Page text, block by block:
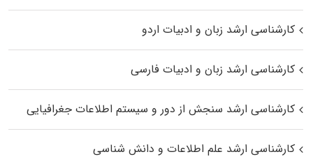
کارشناسی ارشد زبان و ادبیات اردو
کارشناسی ارشد زبان و ادبیات فارسی
کارشناسی ارشد سنجش از دور و سیستم اطلاعات جغرافیایی
کارشناسی ارشد علم اطلاعات و دانش شناسی